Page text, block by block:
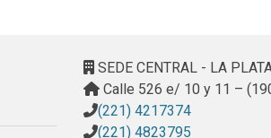
SEDE CENTRAL - LA
Calle 526 e/ 10 y 11 –
(221) 4217374
(221) 4823795